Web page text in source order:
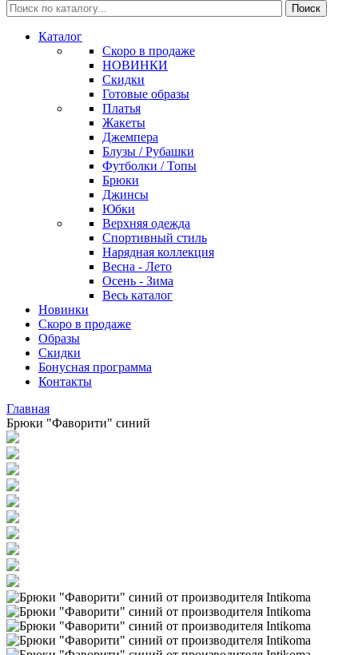
Каталог
Скоро в продаже
НОВИНКИ
Скидки
Готовые образы
Платья
Жакеты
Джемпера
Блузы / Рубашки
Футболки / Топы
Брюки
Джинсы
Юбки
Верхняя одежда
Спортивный стиль
Нарядная коллекция
Весна - Лето
Осень - Зима
Весь каталог
Новинки
Скоро в продаже
Образы
Скидки
Бонусная программа
Контакты
Главная
Брюки "Фаворити" синий